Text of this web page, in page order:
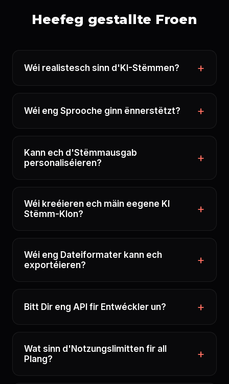
Heefeg gestallte Froen
Wéi realistesch sinn d'KI-Stëmmen?
Wéi eng Sprooche ginn ënnerstëtzt?
Kann ech d'Stëmmausgab
personaliséieren?
Wéi kreéieren ech mäin eegene KI
Stëmm-Klon?
Wéi eng Dateiformater kann ech
exportéieren?
Bitt Dir eng API fir Entwéckler un?
Wat sinn d'Notzungslimitten fir all
Plang?